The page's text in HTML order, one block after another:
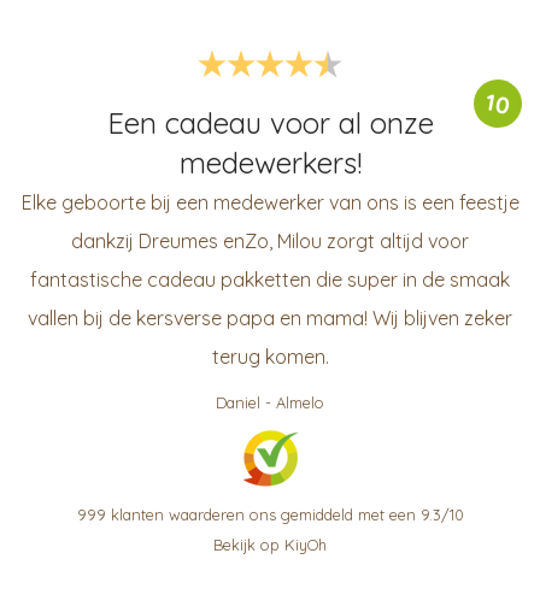
10
Een cadeau voor al onze
medewerkers!
Elke geboorte bij een medewerker van ons is een feestje
dankzij Dreumes enZo, Milou zorgt altijd voor
fantastische cadeau pakketten die super in de smaak
vallen bij de kersverse papa en mama! Wij blijven zeker
terug komen.
Daniel - Almelo
999 klanten waarderen ons gemiddeld met een 9.3/10
Bekijk op KiyOh